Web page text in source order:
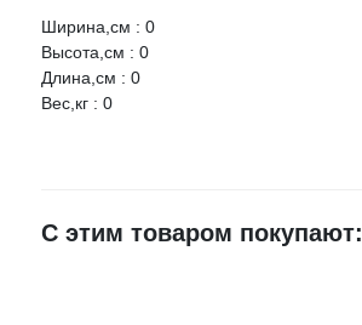
Ширина,см : 0
Высота,см : 0
Длина,см : 0
Вес,кг : 0
Оцените товар:
Ваше имя
С этим товаром покупают: